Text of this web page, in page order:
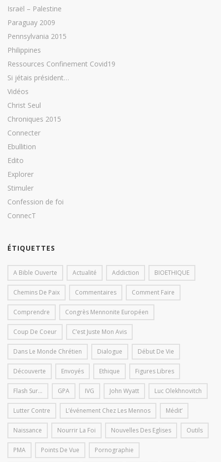
Israël – Palestine
Paraguay 2009
Pennsylvania 2015
Philippines
Ressources Confinement Covid19
Si jétais président…
Vidéos
Christ Seul
Chroniques 2015
Connecter
Ebullition
Edito
Explorer
Stimuler
Confession de foi
ConnecT
ÉTIQUETTES
A Bible Ouverte Actualité Addiction BIOETHIQUE
Chemins De Paix Commentaires Comment Faire
Comprendre Congrès Mennonite Européen
Coup De Coeur C’est Juste Mon Avis
Dans Le Monde Chrétien Dialogue Début De Vie
Découverte Envoyés Ethique Figures Libres
Flash Sur... GPA IVG John Wyatt Luc Olekhnovitch
Lutter Contre L’événement Chez Les Mennos Médit’
Naissance Nourrir La Foi Nouvelles Des Eglises Outils
PMA Points De Vue Pornographie